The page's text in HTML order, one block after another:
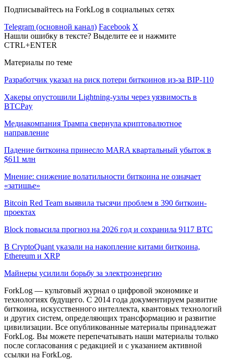
Подписывайтесь на ForkLog в социальных сетях
Telegram (основной канал) Facebook X
Нашли ошибку в тексте? Выделите ее и нажмите
CTRL+ENTER
Материалы по теме
Разработчик указал на риск потери биткоинов из-за BIP-110
Хакеры опустошили Lightning-узлы через уязвимость в
BTCPay
Медиакомпания Трампа свернула криптовалютное
направление
Падение биткоина принесло MARA квартальный убыток в
$611 млн
Мнение: снижение волатильности биткоина не означает
«затишье»
Bitcoin Red Team выявила тысячи проблем в 390 биткоин-
проектах
Block повысила прогноз на 2026 год и сохранила 9117 BTC
В CryptoQuant указали на накопление китами биткоина,
Ethereum и XRP
Майнеры усилили борьбу за электроэнергию
ForkLog — культовый журнал о цифровой экономике и
технологиях будущего. С 2014 года документируем развитие
биткоина, искусственного интеллекта, квантовых технологий
и других систем, определяющих трансформацию и развитие
цивилизации. Все опубликованные материалы принадлежат
ForkLog. Вы можете перепечатывать наши материалы только
после согласования с редакцией и с указанием активной
ссылки на ForkLog.